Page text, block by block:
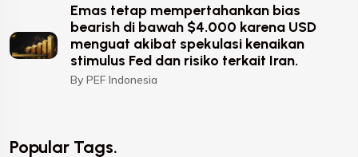
Emas tetap mempertahankan bias
bearish di bawah $4.000 karena USD
menguat akibat spekulasi kenaikan
stimulus Fed dan risiko terkait Iran.
By PEF Indonesia
Popular Tags.